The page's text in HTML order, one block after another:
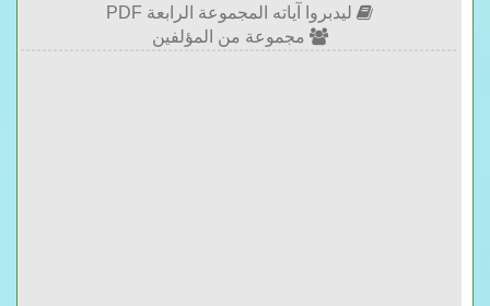
ليدبروا آياته المجموعة الرابعة PDF
مجموعة من المؤلفين